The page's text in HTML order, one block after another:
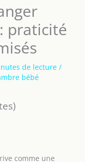
praticité
de lecture /
bébé
comme une